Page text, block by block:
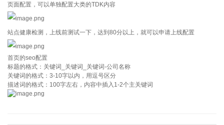
页面配置，可以单独配置大类的TDK内容
站点健康检测，上线前测试一下，达到80分以上，就可以申请上线配置
首页的seo配置
标题的格式：关键词_关键词_关键词-公司名称
关键词的格式：3-10字以内，用逗号区分
描述词的格式：100字左右，内容中插入1-2个主关键词